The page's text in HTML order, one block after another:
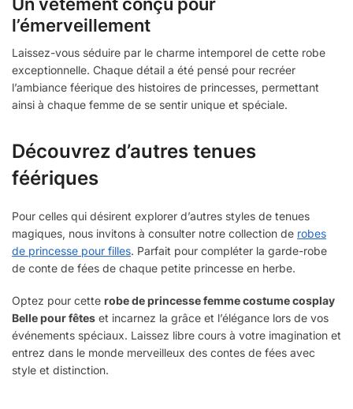
l’émerveillement
Laissez-vous séduire par le charme intemporel de cette robe
exceptionnelle. Chaque détail a été pensé pour recréer
l’ambiance féerique des histoires de princesses, permettant
ainsi à chaque femme de se sentir unique et spéciale.
Découvrez d’autres tenues
féériques
Pour celles qui désirent explorer d’autres styles de tenues
magiques, nous invitons à consulter notre collection de robes
de princesse pour filles. Parfait pour compléter la garde-robe
de conte de fées de chaque petite princesse en herbe.
Optez pour cette robe de princesse femme costume cosplay
Belle pour fêtes et incarnez la grâce et l’élégance lors de vos
événements spéciaux. Laissez libre cours à votre imagination et
entrez dans le monde merveilleux des contes de fées avec
style et distinction.